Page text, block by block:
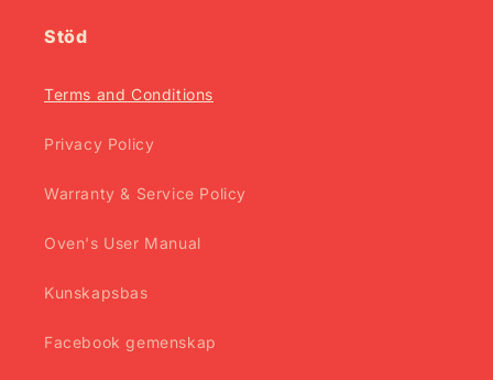
Stöd
Terms and Conditions
Privacy Policy
Warranty & Service Policy
Oven's User Manual
Kunskapsbas
Facebook gemenskap